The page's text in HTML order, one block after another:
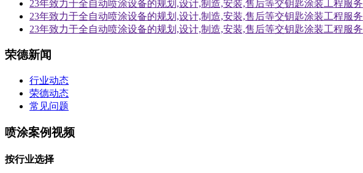
23年致力于全自动喷涂设备的规划,设计,制造,安装,售后等交钥匙涂装工程服务
23年致力于全自动喷涂设备的规划,设计,制造,安装,售后等交钥匙涂装工程服务
23年致力于全自动喷涂设备的规划,设计,制造,安装,售后等交钥匙涂装工程服务
荣德新闻
行业动态
荣德动态
常见问题
喷涂案例视频
按行业选择